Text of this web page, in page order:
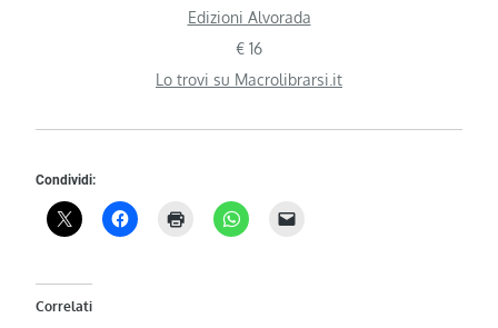
Edizioni Alvorada
€ 16
Lo trovi su Macrolibrarsi.it
Condividi:
Correlati